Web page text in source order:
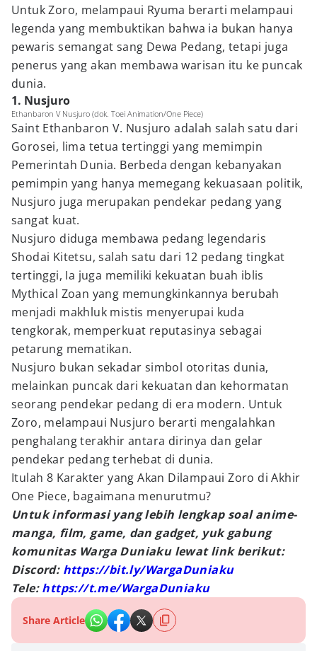
Untuk Zoro, melampaui Ryuma berarti melampaui
legenda yang membuktikan bahwa ia bukan hanya
pewaris semangat sang Dewa Pedang, tetapi juga
penerus yang akan membawa warisan itu ke puncak
dunia.
1. Nusjuro
Ethanbaron V Nusjuro (dok. Toei Animation/One Piece)
Saint Ethanbaron V. Nusjuro adalah salah satu dari
Gorosei, lima tetua tertinggi yang memimpin
Pemerintah Dunia. Berbeda dengan kebanyakan
pemimpin yang hanya memegang kekuasaan politik,
Nusjuro juga merupakan pendekar pedang yang
sangat kuat.
Nusjuro diduga membawa pedang legendaris
Shodai Kitetsu, salah satu dari 12 pedang tingkat
tertinggi, Ia juga memiliki kekuatan buah iblis
Mythical Zoan yang memungkinkannya berubah
menjadi makhluk mistis menyerupai kuda
tengkorak, memperkuat reputasinya sebagai
petarung mematikan.
Nusjuro bukan sekadar simbol otoritas dunia,
melainkan puncak dari kekuatan dan kehormatan
seorang pendekar pedang di era modern. Untuk
Zoro, melampaui Nusjuro berarti mengalahkan
penghalang terakhir antara dirinya dan gelar
pendekar pedang terhebat di dunia.
Itulah 8 Karakter yang Akan Dilampaui Zoro di Akhir
One Piece, bagaimana menurutmu?
Untuk informasi yang lebih lengkap soal anime-
manga, film, game, dan gadget, yuk gabung
komunitas Warga Duniaku lewat link berikut:
Discord: https://bit.ly/WargaDuniaku
Tele:https://t.me/WargaDuniaku
Share Article